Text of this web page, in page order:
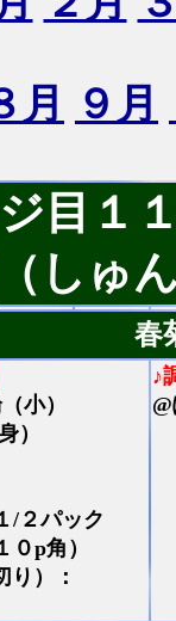
月 ９月
目１
しゅ
春
小）
）
/２パック
p角）
り）：
♪